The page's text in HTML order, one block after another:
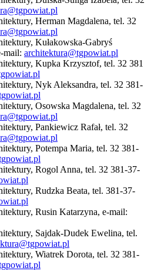
Herman Magdalena, tel. 32
Kułakowska-Gabryś
mail: architektura@tgpowiat.pl
Kupka Krzysztof, tel. 32 381
Nyk Aleksandra, tel. 32 381-
Osowska Magdalena, tel. 32
Pankiewicz Rafał, tel. 32
Potempa Maria, tel. 32 381-
Rogol Anna, tel. 32 381-37-
Rudzka Beata, tel. 381-37-
Rusin Katarzyna, e-mail:
Sajdak-Dudek Ewelina, tel.
Wiatrek Dorota, tel. 32 381-